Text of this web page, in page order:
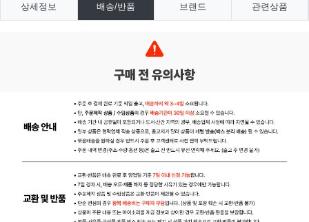
상세정보 배송/반품 브랜드 관련상품